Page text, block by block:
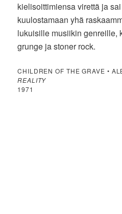
kielisoittimiensa virettä ja
kuulostamaan yhä
lukuisille musiikin genreille,
grunge ja stoner rock.
CHILDREN OF THE GRAVE •
REALITY
1971